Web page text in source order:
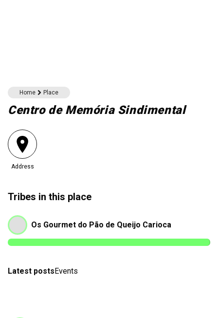
Home Place
Centro de Memória Sindimental
Address
Tribes in this place
Os Gourmet do Pão de Queijo Carioca
Latest postsEvents